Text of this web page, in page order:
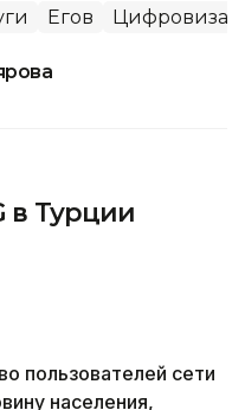
Егов
в Турции
пользователей сети
населения,